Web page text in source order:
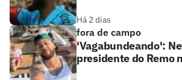
Há 2 dias
fora de campo
'Vagabundeando':
presidente do Remo